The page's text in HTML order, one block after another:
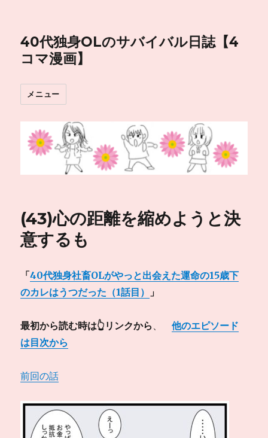
40代独身OLのサバイバル日誌【4
コマ漫画】
メニュー
(43)心の距離を縮めようと決
意するも
「40代独身社畜OLがやっと出会えた運命の15歳下
のカレはうつだった（1話目）
」
最初から読む時は👆リンクから 、他のエピソード
は目次から
前回の話